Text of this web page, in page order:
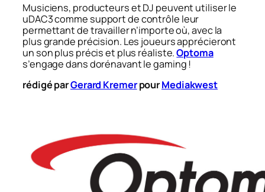
Musiciens, producteurs et DJ peuvent utiliser le
uDAC3 comme support de contrôle leur
permettant de travailler n’importe où, avec la
plus grande précision. Les joueurs apprécieront
un son plus précis et plus réaliste.Optoma
s’engage dans dorénavant le gaming !
rédigé parGerard KremerpourMediakwest